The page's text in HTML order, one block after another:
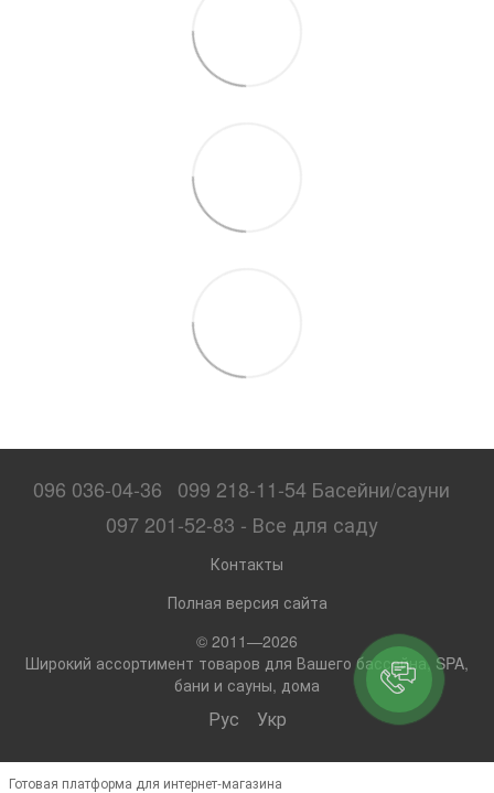
096 036-04-36
099 218-11-54 Басейни/сауни
097 201-52-83 - Все для саду
Контакты
Полная версия сайта
© 2011—2026
Широкий ассортимент товаров для Вашего бассейна, SPA,
бани и сауны, дома
Рус Укр
Готовая платформа для интернет-магазина